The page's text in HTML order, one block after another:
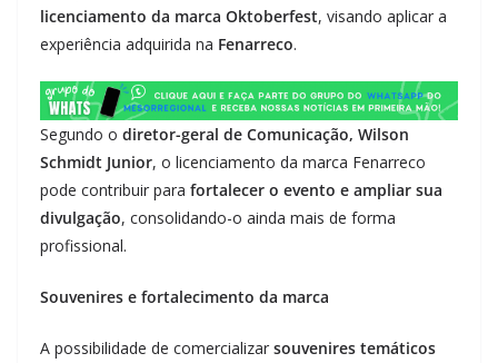
licenciamento da marca Oktoberfest, visando aplicar a
experiência adquirida na Fenarreco.
Segundo o diretor-geral de Comunicação, Wilson
Schmidt Junior, o licenciamento da marca Fenarreco
pode contribuir para fortalecer o evento e ampliar sua
divulgação, consolidando-o ainda mais de forma
profissional.
Souvenires e fortalecimento da marca
A possibilidade de comercializar souvenires temáticos